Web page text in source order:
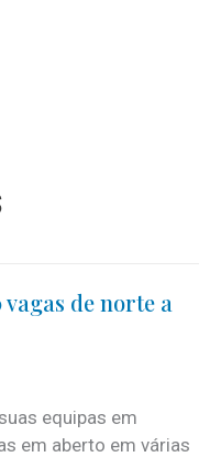
de norte a
equipas em
em aberto em várias